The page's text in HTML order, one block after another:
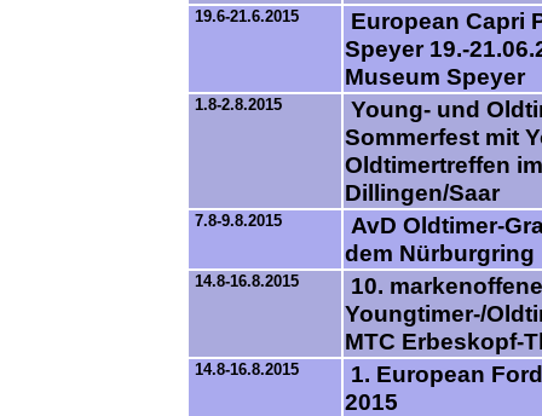
19.6-21.6.2015
European Capri
Speyer 19.-
Museum Speyer
1.8-2.8.2015
Young- und
Sommerfest mit
Oldtimertreffen
Dillingen/Saar
7.8-9.8.2015
AvD Oldtimer-
dem Nürburgring
14.8-16.8.2015
10.
Youngtimer-/
MTC Erbeskopf-
14.8-16.8.2015
1. European
2015